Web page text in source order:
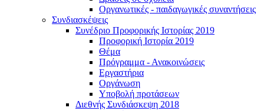
Οργανωτικές - παιδαγωγικές συναντήσεις
Συνδιασκέψεις
Συνέδριο Προφορικής Ιστορίας 2019
Προφορική Ιστορία 2019
Θέμα
Πρόγραμμα - Ανακοινώσεις
Εργαστήρια
Οργάνωση
Υποβολή προτάσεων
Διεθνής Συνδιάσκεψη 2018